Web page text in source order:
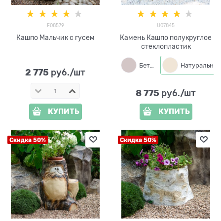
F08579
Кашпо Мальчик с гусем
2 775 руб./шт
КУПИТЬ
U07845
Камень Кашпо полукруглое
стеклопластик
8 775 руб./шт
КУПИТЬ
Скидка 50% Скидка 50%